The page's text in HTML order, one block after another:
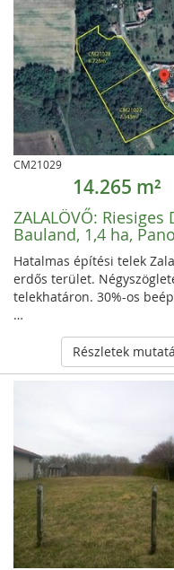
CM21029
14.265 m²
ZALALÖVŐ: Riesiges
Bauland, 1,4 ha,
Hatalmas építési telek
erdős terület.
telekhatáron. 30%-os
…
Részletek